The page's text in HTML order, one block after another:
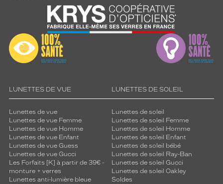
LUNETTES DE VUE
Lunettes de vue
Lunettes de vue Femme
Lunettes de vue Homme
Lunettes de vue Enfant
Lunettes de vue Guess
Lunettes de vue Gucci
Les Forfaits [K] à partir de 39€ -
monture + verres
Lunettes anti-lumière bleue
LUNETTES DE SOLEIL
Lunettes de soleil
Lunettes de soleil Femme
Lunettes de soleil Homme
Lunettes de soleil Enfant
Lunettes de soleil bébé
Lunettes de soleil Ray-Ban
Lunettes de soleil Gucci
Lunettes de soleil Oakley
Soldes